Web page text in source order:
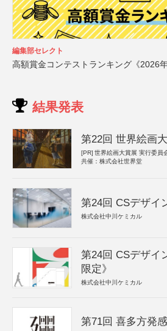
編集部セレクト
高額賞金コンテストランキング《2026年
結果発表
第22回 世界絵画
[PR] 世界絵画大賞展 実行委員
共催：株式会社世界堂
第24回 CSデザイ
株式会社中川ケミカル
第24回 CSデザイ
限定》
株式会社中川ケミカル
第71回 喜多方発